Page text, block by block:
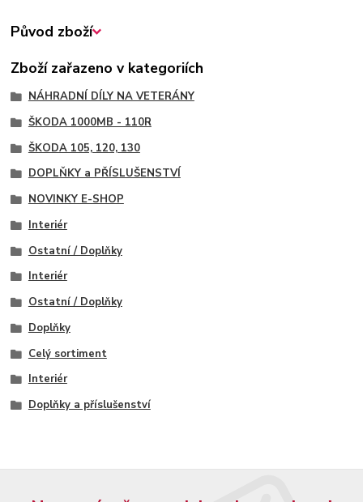
Původ zboží
Zboží zařazeno v kategoriích
NÁHRADNÍ DÍLY NA VETERÁNY
ŠKODA 1000MB - 110R
ŠKODA 105, 120, 130
DOPLŇKY a PŘÍSLUŠENSTVÍ
NOVINKY E-SHOP
Interiér
Ostatní / Doplňky
Interiér
Ostatní / Doplňky
Doplňky
Celý sortiment
Interiér
Doplňky a příslušenství